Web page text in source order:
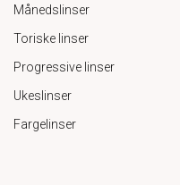
Månedslinser
Toriske linser
Progressive linser
Ukeslinser
Fargelinser